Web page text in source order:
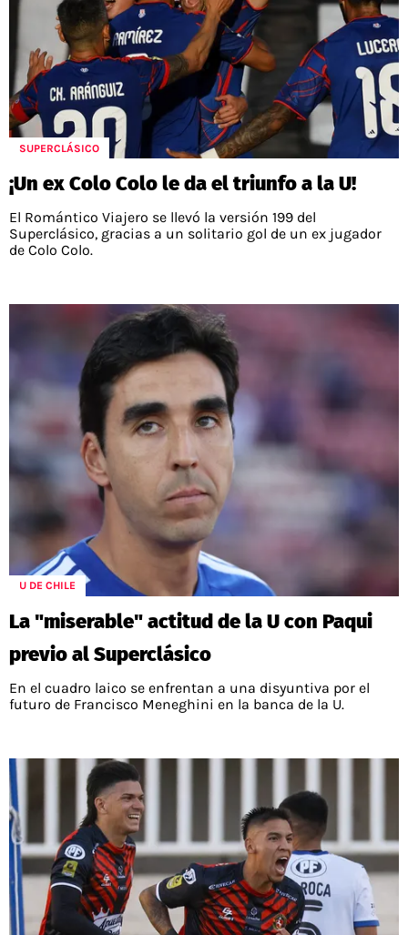
SUPERCLÁSICO
¡Un ex Colo Colo le da el triunfo a la U!
El Romántico Viajero se llevó la versión 199 del
Superclásico, gracias a un solitario gol de un ex jugador
de Colo Colo.
U DE CHILE
La "miserable" actitud de la U con Paqui
previo al Superclásico
En el cuadro laico se enfrentan a una disyuntiva por el
futuro de Francisco Meneghini en la banca de la U.